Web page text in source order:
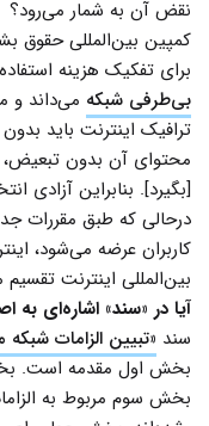
نقض آن به شمار می‌رود؟
کمپین بین‌المللی حقوق
برای تفکیک هزینه
بی‌طرفی شبکه می‌داند و
ترافیک اینترنت باید
محتوای آن بدون تبعیض،
[بگیرد]. بنابراین آزادی
درحالی که طبق مقررات
کاربران عرضه می‌شود،
بین‌المللی اینترنت
آیا در «سند» اشاره‌ای
سند «تبیین الزامات شبکه
بخش اول مقدمه است.